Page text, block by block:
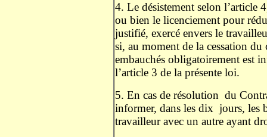
4. Le désistement selon
ou bien le licenciement pour
justifié, exercé envers le
si, au moment de la cessation
embauchés obligatoirement est
l’article 3 de la présente loi.
5. En cas de résolution du
informer, dans les dix jours, les
travailleur avec un autre ayant